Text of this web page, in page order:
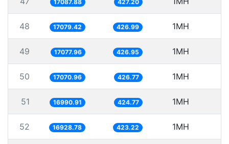
17087.88 427.20
48 17079.42 426.99 1MH
49 17077.96 426.95 1MH
50 17070.96 426.77 1MH
51 16990.91 424.77 1MH
52 16928.78 423.22 1MH